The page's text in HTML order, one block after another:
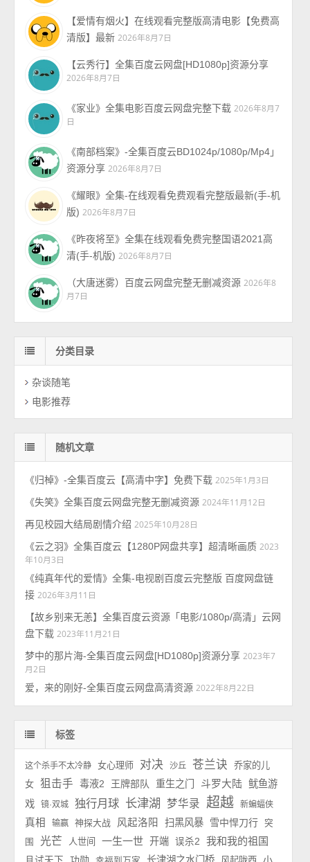
【爱情有烟火】在线观看完整版高清电影【免费高
清版】最新 2026年8月7日
【云秀行】全集百度云网盘[HD1080p]资源分享
2026年8月7日
《家业》全集电影百度云网盘完整下载 2026年8月7
日
《南部档案》-全集百度云BD1024p/1080p/Mp4」
资源分享 2026年8月7日
《耀眼》全集-在线观看免费观看完整版最新(手-机
版) 2026年8月7日
《昨夜将至》全集在线观看免费完整国语2021高
清(手-机版) 2026年8月7日
（大唐迷雾）百度云网盘完整无删减资源 2026年8
月7日
分类目录
杂谈随笔
电影推荐
随机文章
《归棹》-全集百度云【高清中字】免费下载 2025年1月3日
《失笑》全集百度云网盘完整无删减资源 2024年11月12日
再见校园大结局剧情介绍 2025年10月28日
《云之羽》全集百度云【1280P网盘共享】超清晰画质 2023
年10月3日
《纯真年代的爱情》全集-电视剧百度云完整版 百度网盘链
接 2026年3月11日
【故乡别来无恙】全集百度云资源「电影/1080p/高清」云网
盘下载 2023年11月21日
梦中的那片海-全集百度云网盘[HD1080p]资源分享 2023年7
月2日
爱，来的刚好-全集百度云网盘高清资源 2022年8月22日
标签
这个杀手不太冷静 女心理师 对决 沙丘 苍兰诀
乔家的儿
女
狙击手 毒液2 王牌部队 重生之门 斗罗大陆 鱿鱼游
戏
镜·双城 独行月球 长津湖 梦华录 超越 新蝙蝠侠
真相 输赢 神探大战 风起洛阳 扫黑风暴 雪中悍刀行
突
围
光芒 人世间 一生一世 开端 误杀2 我和我的祖国
功勋 长津湖之水门桥 小